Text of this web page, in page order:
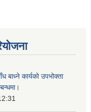
बाध्ने कार्यको उपभोक्ता